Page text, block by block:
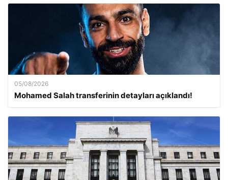
05/08/2026
Mohamed Salah transferinin detayları açıklandı!